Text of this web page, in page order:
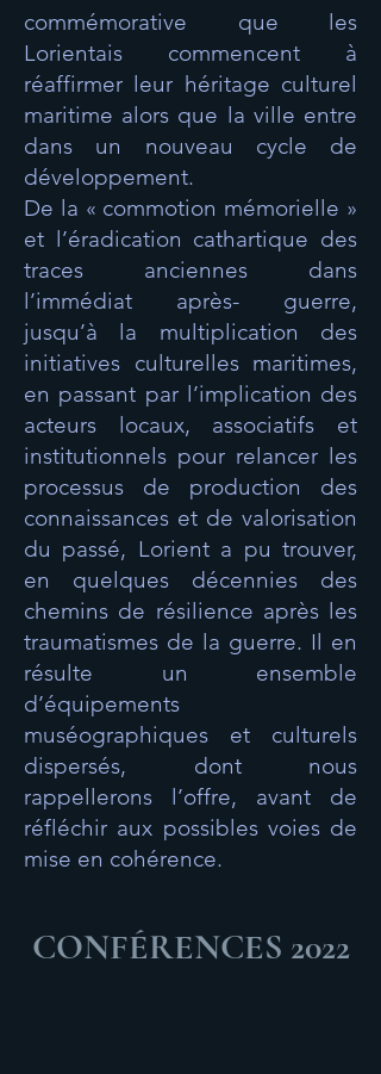
commémorative que les
Lorientais commencent à
réaffirmer leur héritage culturel
maritime alors que la ville entre
dans un nouveau cycle de
développement.
De la « commotion mémorielle »
et l’éradication cathartique des
traces anciennes dans
l’immédiat après- guerre,
jusqu’à la multiplication des
initiatives culturelles maritimes,
en passant par l’implication des
acteurs locaux, associatifs et
institutionnels pour relancer les
processus de production des
connaissances et de valorisation
du passé, Lorient a pu trouver,
en quelques décennies des
chemins de résilience après les
traumatismes de la guerre. Il en
résulte un ensemble
d’équipements
muséographiques et culturels
dispersés, dont nous
rappellerons l’offre, avant de
réfléchir aux possibles voies de
mise en cohérence.
CONFÉRENCES 2022